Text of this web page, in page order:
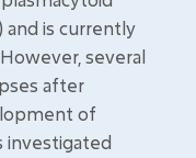
and is currently
several
after
of
investigated